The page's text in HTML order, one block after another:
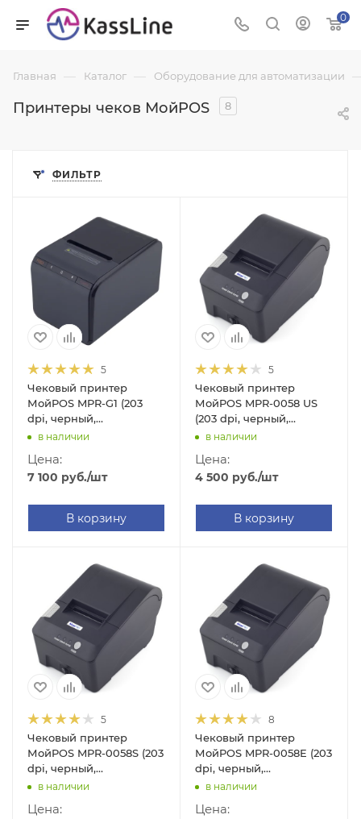
0
Главная — Каталог — Оборудование для автоматизации
Принтеры чеков МойPOS 8
ФИЛЬТР
5
Чековый принтер
МойPOS MPR-G1 (203
dpi, черный,
термопечать, USB/WIFI)
в наличии
Цена:
7 100 руб./шт
В корзину
5
Чековый принтер
МойPOS MPR-0058 US
(203 dpi, черный,
термопечать, USB+Serial)
в наличии
Цена:
4 500 руб./шт
В корзину
5
Чековый принтер
МойPOS MPR-0058S (203
dpi, черный,
термопечать, RS-232)
в наличии
Цена:
8
Чековый принтер
МойPOS MPR-0058E (203
dpi, черный,
термопечать, Ethernet)
в наличии
Цена: